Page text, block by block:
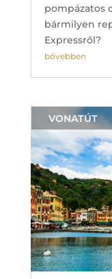
pompázatos
bármilyen
Expressről?
bővebben
VONATÚT